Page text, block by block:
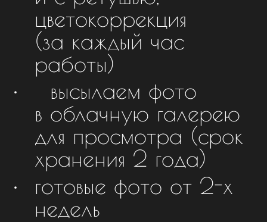
цветокоррекция
(за каждый час
работы)
высылаем фото
в облачную галерею
для просмотра (срок
хранения 2 года)
готовые фото от 2-х
недель